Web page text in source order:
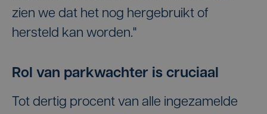
zien we dat het nog hergebruikt of
hersteld kan worden."
Rol van parkwachter is cruciaal
Tot dertig procent van alle ingezamelde